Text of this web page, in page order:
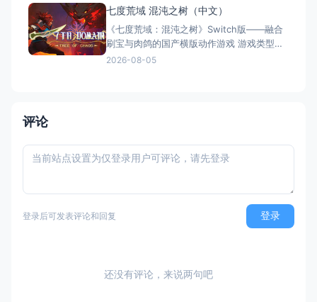
定名） 港台名称：落跑雞：蛋劫行動（官方
繁体中文定名） 美国名称：Chicke
七度荒域 混沌之树（中文）
《七度荒域：混沌之树》Switch版——融合
刷宝与肉鸽的国产横版动作游戏 游戏类型：
动作冒险类（2D横版动作 × Roguelike × 类
2026-08-05
评论
登录后可发表评论和回复 登录
还没有评论，来说两句吧